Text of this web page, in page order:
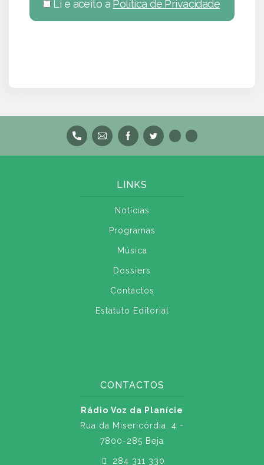
Li e aceito a Política de Privacidade
LINKS
Notícias
Programas
Música
Dossiers
Contactos
Estatuto Editorial
CONTACTOS
Rádio Voz da Planície
Rua da Misericórdia, 4 -
7800-285 Beja
284 311 330